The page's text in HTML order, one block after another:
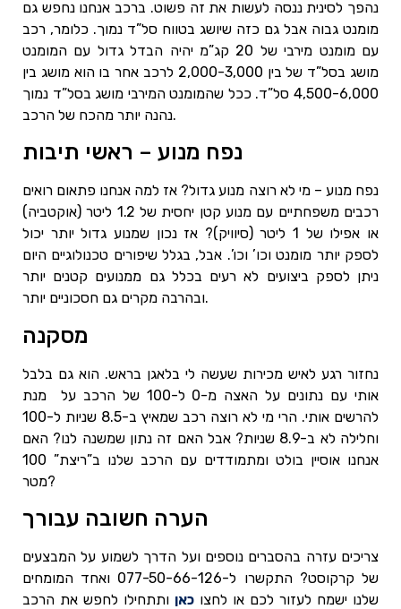
נהפך לסינית ננסה לעשות את זה פשוט. ברכב אנחנו נחפש גם
מומנט גבוה אבל גם כזה שיושג בטווח סל”ד נמוך. כלומר, רכב
עם מומנט מירבי של 20 קג”מ יהיה הבדל גדול עם המומנט
מושג בסל”ד של בין 2,000-3,000 לרכב אחר בו הוא מושג בין
4,500-6,000 סל”ד. ככל שהמומנט המירבי מושג בסל”ד נמוך
נהנה יותר מהכח של הרכב.
נפח מנוע – ראשי תיבות
נפח מנוע – מי לא רוצה מנוע גדול? אז למה אנחנו פתאום רואים
רכבים משפחתיים עם מנוע קטן יחסית של 1.2 ליטר (אוקטביה)
או אפילו של 1 ליטר (סיוויק)? אז נכון שמנוע גדול יותר יכול
לספק יותר מומנט וכו’ וכו’. אבל, בגלל שיפורים טכנולוגיים היום
ניתן לספק ביצועים לא רעים בכלל גם ממנועים קטנים יותר
ובהרבה מקרים גם חסכוניים יותר.
מסקנה
נחזור רגע לאיש מכירות שעשה לי בלאגן בראש. הוא גם בלבל
אותי עם נתונים על האצה מ-0 ל-100 של הרכב על מנת
להרשים אותי. הרי מי לא רוצה רכב שמאיץ ב-8.5 שניות ל-100
וחלילה לא ב-8.9 שניות? אבל האם זה נתון שמשנה לנו? האם
אנחנו אוסיין בולט ומתמודדים עם הרכב שלנו ב”ריצת” 100
מטר?
הערה חשובה עבורך
צריכים עזרה בהסברים נוספים ועל הדרך לשמוע על המבצעים
של קרקוסט? התקשרו ל-077-50-66-126 ואחד המומחים
שלנו ישמח לעזור לכם או לחצו כאן ותתחילו לחפש את הרכב